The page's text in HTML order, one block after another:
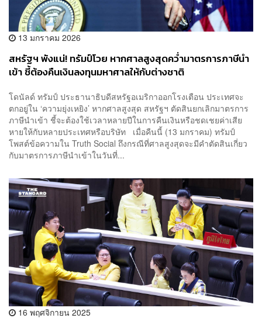
13 มกราคม 2026
สหรัฐฯ พังแน่! ทรัมป์โวย หากศาลสูงสุดคว่ำมาตรการภาษีนำ
เข้า ชี้ต้องคืนเงินลงทุนมหาศาลให้กับต่างชาติ
โดนัลด์ ทรัมป์ ประธานาธิบดีสหรัฐอเมริกาออกโรงเตือน ประเทศจะ
ตกอยู่ใน ‘ความยุ่งเหยิง’ หากศาลสูงสุด สหรัฐฯ ตัดสินยกเลิกมาตรการ
ภาษีนำเข้า ชี้จะต้องใช้เวลาหลายปีในการคืนเงินหรือชดเชยค่าเสีย
หายให้กับหลายประเทศหรือบริษัท เมื่อคืนนี้ (13 มกราคม) ทรัมป์
โพสต์ข้อความใน Truth Social ถึงกรณีที่ศาลสูงสุดจะมีคำตัดสินเกี่ยว
กับมาตรการภาษีนำเข้าในวันที่...
16 พฤศจิกายน 2025